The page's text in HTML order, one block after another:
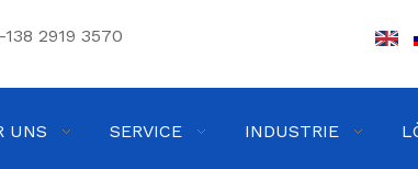
2919 3570
UNS SERVICE INDUSTRIE